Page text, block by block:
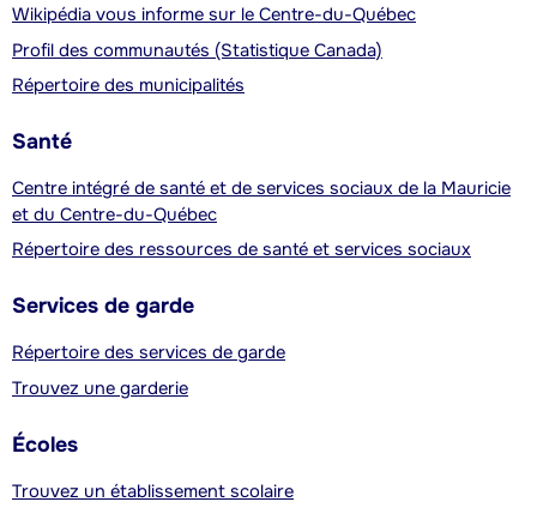
Wikipédia vous informe sur le Centre-du-Québec
Profil des communautés (Statistique Canada)
Répertoire des municipalités
Santé
Centre intégré de santé et de services sociaux de la Mauricie
et du Centre-du-Québec
Répertoire des ressources de santé et services sociaux
Services de garde
Répertoire des services de garde
Trouvez une garderie
Écoles
Trouvez un établissement scolaire